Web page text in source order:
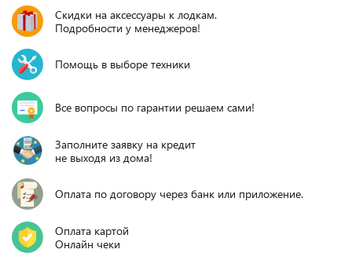
Скидки на аксессуары к лодкам.
Подробности у менеджеров!
Помощь в выборе техники
Все вопросы по гарантии решаем сами!
Заполните заявку на кредит
не выходя из дома!
Оплата по договору через банк или приложение.
Оплата картой
Онлайн чеки